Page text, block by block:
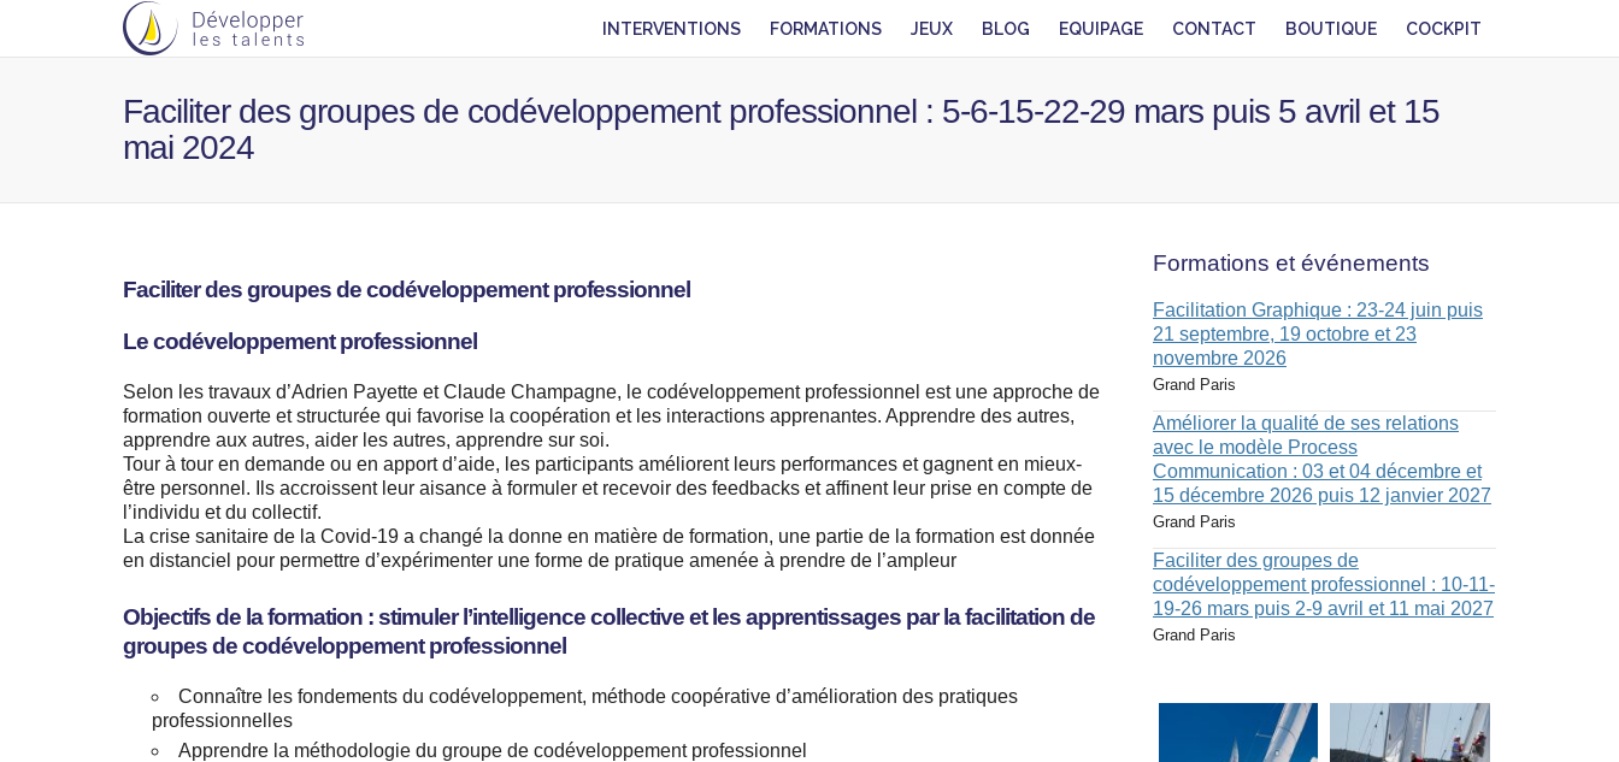
INTERVENTIONS FORMATIONS JEUX BLOG EQUIPAGE CONTACT BOUTIQUE COCKPIT
Faciliter des groupes de codéveloppement professionnel : 5-6-15-22-29 mars puis 5 avril et 15
mai 2024
Faciliter des groupes de codéveloppement professionnel
Le codéveloppement professionnel
Selon les travaux d’Adrien Payette et Claude Champagne, le codéveloppement professionnel est une approche de
formation ouverte et structurée qui favorise la coopération et les interactions apprenantes. Apprendre des autres,
apprendre aux autres, aider les autres, apprendre sur soi.
Tour à tour en demande ou en apport d’aide, les participants améliorent leurs performances et gagnent en mieux-
être personnel. Ils accroissent leur aisance à formuler et recevoir des feedbacks et affinent leur prise en compte de
l’individu et du collectif.
La crise sanitaire de la Covid-19 a changé la donne en matière de formation, une partie de la formation est donnée
en distanciel pour permettre d’expérimenter une forme de pratique amenée à prendre de l’ampleur
Objectifs de la formation : stimuler l’intelligence collective et les apprentissages par la facilitation de
groupes de codéveloppement professionnel
Connaître les fondements du codéveloppement, méthode coopérative d’amélioration des pratiques
professionnelles
Apprendre la méthodologie du groupe de codéveloppement professionnel
Formations et événements
Facilitation Graphique : 23-24 juin puis
21 septembre, 19 octobre et 23
novembre 2026
Grand Paris
Améliorer la qualité de ses relations
avec le modèle Process
Communication : 03 et 04 décembre et
15 décembre 2026 puis 12 janvier 2027
Grand Paris
Faciliter des groupes de
codéveloppement professionnel : 10-11-
19-26 mars puis 2-9 avril et 11 mai 2027
Grand Paris